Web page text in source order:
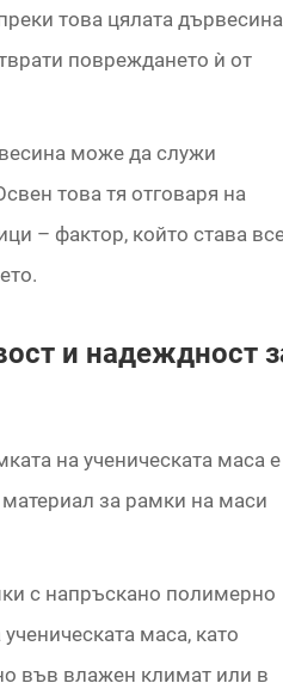
това цялата дървесина
повреждането ѝ от
може да служи
това тя отговаря на
– фактор, който става
и надеждност
на ученическата маса е
за рамки на маси
с напръскано полимерно
маса, като
във влажен климат или в